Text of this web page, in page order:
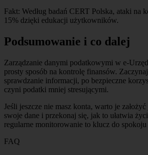
Fakt: Według badań CERT Polska, ataki na
15% dzięki edukacji użytkowników.
Podsumowanie i co dalej
Zarządzanie danymi podatkowymi w e-
prosty sposób na kontrolę finansów.
sprawdzanie informacji, po bezpieczne
czyni podatki mniej stresującymi.
Jeśli jeszcze nie masz konta, warto je
swoje dane i przekonaj się, jak to ułatwia
regularne monitorowanie to klucz do
FAQ